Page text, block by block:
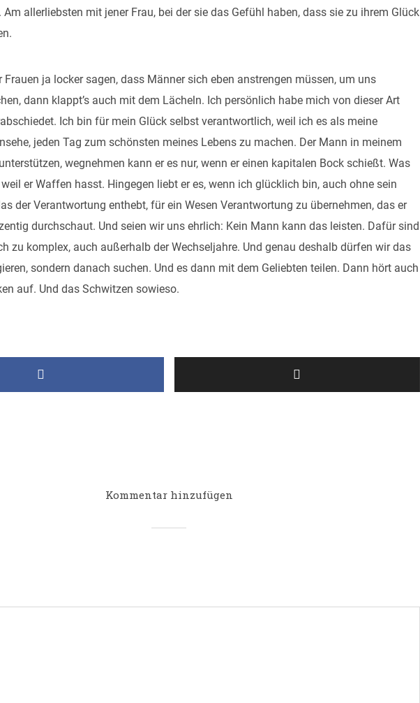
allerliebsten mit jener Frau, bei der sie das Gefühl haben, dass sie zu ihrem Glück
ja locker sagen, dass Männer sich eben anstrengen müssen, um uns
dann klappt’s auch mit dem Lächeln. Ich persönlich habe mich von dieser Art
Ich bin für mein Glück selbst verantwortlich, weil ich es als meine
jeden Tag zum schönsten meines Lebens zu machen. Der Mann in meinem
wegnehmen kann er es nur, wenn er einen kapitalen Bock schießt. Was
er Waffen hasst. Hingegen liebt er es, wenn ich glücklich bin, auch ohne sein
der Verantwortung enthebt, für ein Wesen Verantwortung zu übernehmen, das er
durchschaut. Und seien wir uns ehrlich: Kein Mann kann das leisten. Dafür sind
zu komplex, auch außerhalb der Wechseljahre. Und genau deshalb dürfen wir das
sondern danach suchen. Und es dann mit dem Geliebten teilen. Dann hört auch
auf. Und das Schwitzen sowieso.
Kommentar hinzufügen